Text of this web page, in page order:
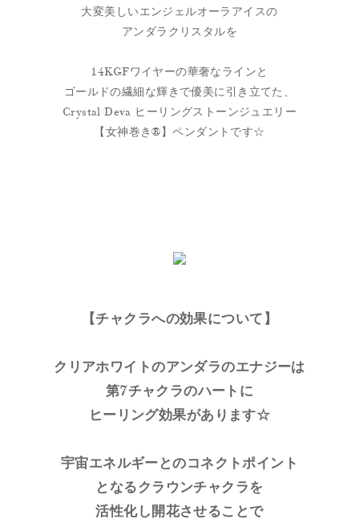
大変美しいエンジェルオーラアイスの
アンダラクリスタルを
14KGFワイヤーの華奢なラインと
ゴールドの繊細な輝きで優美に引き立てた、
Crystal Deva ヒーリングストーンジュエリー
【女神巻き®】ペンダントです☆
【チャクラへの効果について】
クリアホワイトのアンダラのエナジーは
第7チャクラのハートに
ヒーリング効果があります☆
宇宙エネルギーとのコネクトポイント
となるクラウンチャクラを
活性化し開花させることで